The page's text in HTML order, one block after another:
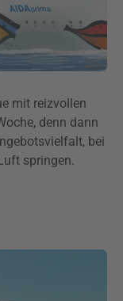
mit reizvollen
denn dann
bei
springen.